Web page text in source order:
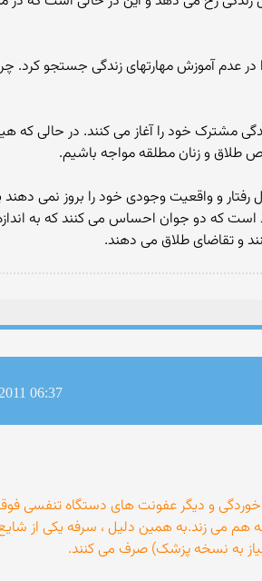
عدم آموزش مهارتهای زندگی جستجو کرد.
مشترک خود را آغاز می کنند. در حالی که
طلاق و زنان مطلقه مواجه باشیم.
و واقعیت وجودی خود را بروز نمی دهند
که دو جوان احساس می کنند که به
و تقاضای طلاق می دهند.
06:37
می زند.به همین دلیل ، سرفه یکی از